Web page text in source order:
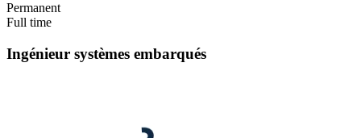
Permanent
Full time
Ingénieur systèmes embarqués